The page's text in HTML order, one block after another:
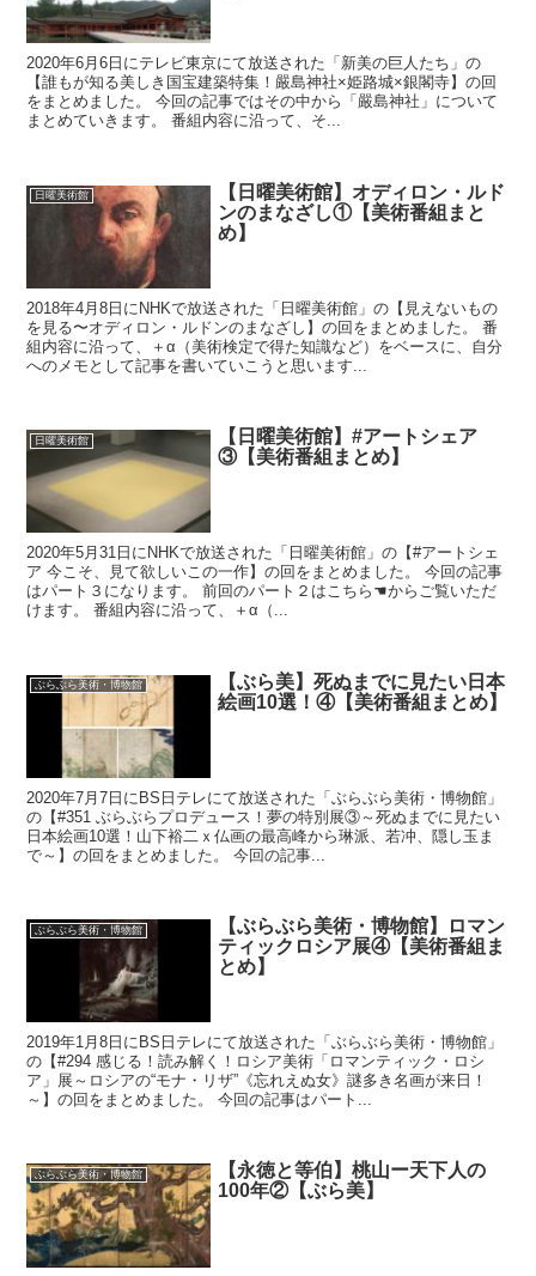
2020年6月6日にテレビ東京にて放送された「新美の巨人たち」の
【誰もが知る美しき国宝建築特集！嚴島神社×姫路城×銀閣寺】の回
をまとめました。 今回の記事ではその中から「嚴島神社」について
まとめていきます。 番組内容に沿って、そ...
日曜美術館
【日曜美術館】オディロン・ルド
ンのまなざし①【美術番組まと
め】
2018年4月8日にNHKで放送された「日曜美術館」の【見えないもの
を見る〜オディロン・ルドンのまなざし】の回をまとめました。 番
組内容に沿って、＋α（美術検定で得た知識など）をベースに、自分
へのメモとして記事を書いていこうと思います...
日曜美術館
【日曜美術館】#アートシェア
③【美術番組まとめ】
2020年5月31日にNHKで放送された「日曜美術館」の【#アートシェ
ア 今こそ、見て欲しいこの一作】の回をまとめました。 今回の記事
はパート３になります。 前回のパート２はこちら☚からご覧いただ
けます。 番組内容に沿って、＋α（...
ぶらぶら美術・博物館
【ぶら美】死ぬまでに見たい日本
絵画10選！④【美術番組まとめ】
2020年7月7日にBS日テレにて放送された「ぶらぶら美術・博物館」
の【#351 ぶらぶらプロデュース！夢の特別展③～死ぬまでに見たい
日本絵画10選！山下裕二ｘ仏画の最高峰から琳派、若冲、隠し玉ま
で～】の回をまとめました。 今回の記事...
ぶらぶら美術・博物館
【ぶらぶら美術・博物館】ロマン
ティックロシア展④【美術番組ま
とめ】
2019年1月8日にBS日テレにて放送された「ぶらぶら美術・博物館」
の【#294 感じる！読み解く！ロシア美術「ロマンティック・ロシ
ア」展～ロシアの“モナ・リザ”《忘れえぬ女》謎多き名画が来日！
～】の回をまとめました。 今回の記事はパート...
ぶらぶら美術・博物館
【永徳と等伯】桃山ー天下人の
100年②【ぶら美】